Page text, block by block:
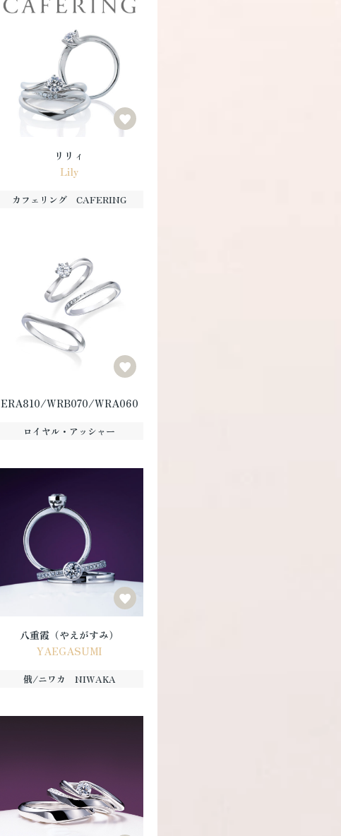
リリィ
Lily
カフェリング CAFERING
ERA810/WRB070/WRA060
ロイヤル・アッシャー
八重霞（やえがすみ）
YAEGASUMI
俄/ニワカ NIWAKA